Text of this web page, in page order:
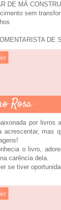
DE MÁ
sem
DE
Rosa
por livros
acrescentar, mas
o livro,
carência dela.
se tiver